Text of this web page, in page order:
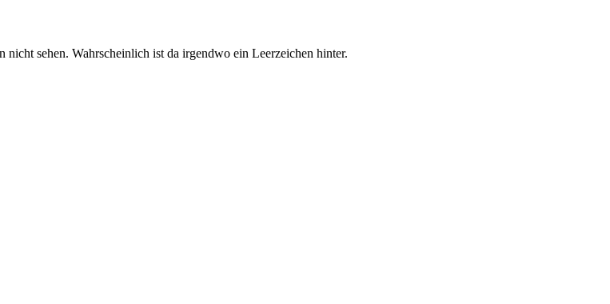
sehen. Wahrscheinlich ist da irgendwo ein Leerzeichen hinter.